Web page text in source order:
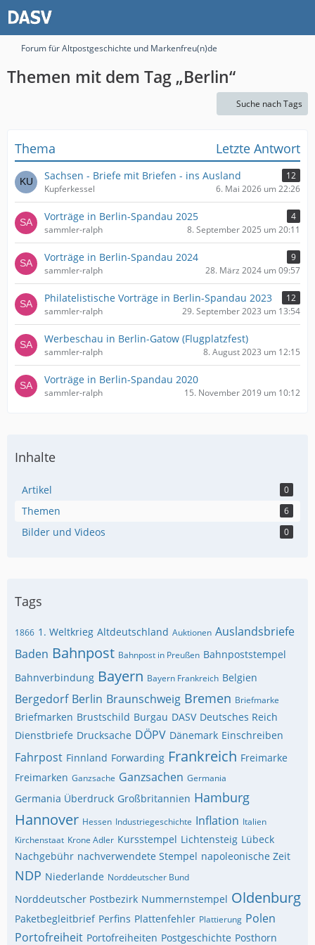
Forum für Altpostgeschichte und Markenfreu(n)de
Themen mit dem Tag „Berlin“
Suche nach Tags
Thema Letzte Antwort
Sachsen - Briefe mit Briefen - ins Ausland
12
Kupferkessel
6. Mai 2026 um 22:26
Vorträge in Berlin-Spandau 2025
4
sammler-ralph
8. September 2025 um 20:11
Vorträge in Berlin-Spandau 2024
9
sammler-ralph
28. März 2024 um 09:57
Philatelistische Vorträge in Berlin-Spandau 2023
12
sammler-ralph
29. September 2023 um 13:54
Werbeschau in Berlin-Gatow (Flugplatzfest)
sammler-ralph 8. August 2023 um 12:15
Vorträge in Berlin-Spandau 2020
sammler-ralph 15. November 2019 um 10:12
Inhalte
Artikel 0
Themen 6
Bilder und Videos 0
Tags
1866 1. Weltkrieg Altdeutschland Auktionen Auslandsbriefe
Baden Bahnpost Bahnpost in Preußen Bahnpoststempel
Bahnverbindung Bayern Bayern Frankreich Belgien
Bergedorf Berlin Braunschweig Bremen Briefmarke
Briefmarken Brustschild Burgau DASV Deutsches Reich
Dienstbriefe Drucksache DÖPV Dänemark Einschreiben
Fahrpost Finnland Forwarding Frankreich Freimarke
Freimarken Ganzsache Ganzsachen Germania
Germania Überdruck Großbritannien Hamburg
Hannover Hessen Industriegeschichte Inflation Italien
Kirchenstaat Krone Adler Kursstempel Lichtensteig Lübeck
Nachgebühr nachverwendete Stempel napoleonische Zeit
NDP Niederlande Norddeutscher Bund
Norddeutscher Postbezirk Nummernstempel Oldenburg
Paketbegleitbrief Perfins Plattenfehler Plattierung Polen
Portofreiheit Portofreiheiten Postgeschichte Posthorn